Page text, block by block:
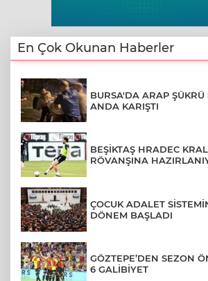
En Çok Okunan Haberler
BURSA'DA ARAP ŞÜKRÜ
ANDA KARIŞTI
BEŞİKTAŞ HRADEC
RÖVANŞINA
ÇOCUK ADALET
DÖNEM BAŞLADI
GÖZTEPE’DEN SEZON
6 GALİBİYET